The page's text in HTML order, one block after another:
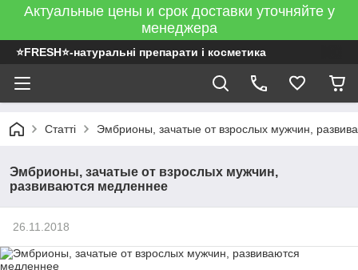
Актуальные цены и срок доставки уточняйте у
менеджера
⭐FRESH⭐-натуральні препарати і косметика
Статті Эмбрионы, зачатые от взрослых мужчин,
Эмбрионы, зачатые от взрослых мужчин,
развиваются медленнее
26.11.2018